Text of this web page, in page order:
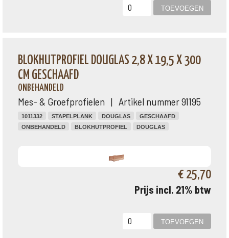
BLOKHUTPROFIEL DOUGLAS 2,8 X 19,5 X 300
CM GESCHAAFD
ONBEHANDELD
Mes- & Groefprofielen | Artikel nummer 91195
1011332 STAPELPLANK DOUGLAS
GESCHAAFD
ONBEHANDELD
BLOKHUTPROFIEL DOUGLAS
€ 25,70
Prijs incl. 21% btw